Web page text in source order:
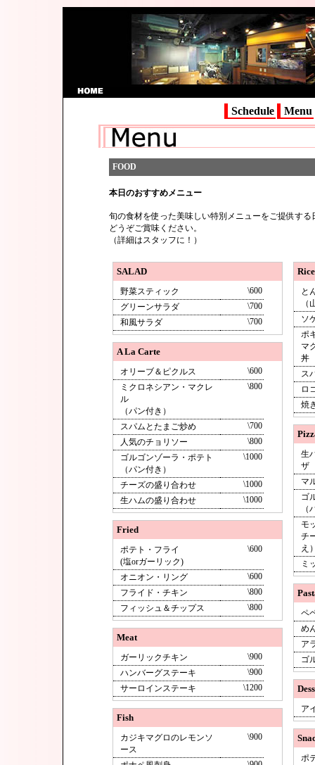
Schedule Menu
FOOD
本日のおすすめメニュー
旬の食材を使った美味しい特別メニューをご提供する
どうぞご賞味ください。
（詳細はスタッフに！）
SALAD
野菜スティック
\600
グリーンサラダ
\700
和風サラダ
\700
A La Carte
オリーブ＆ピクルス
\600
ミクロネシアン・マクレ
ル
（パン付き）
\800
スパムとたまご炒め
\700
人気のチョリソー
\800
ゴルゴンゾーラ・ポテト
（パン付き）
\1000
チーズの盛り合わせ
\1000
生ハムの盛り合わせ
\1000
Fried
ポテト・フライ
(塩orガーリック)
\600
オニオン・リング
\600
フライド・チキン
\800
フィッシュ＆チップス
\800
Meat
ガーリックチキン
\900
ハンバーグステーキ
\900
サーロインステーキ
\1200
Fish
カジキマグロのレモンソ
ース
\900
Rice
と
ソ
ポ
マ
丼
ス
ロ
焼
生
ザ
マ
ゴ
モ
チ
え
ミ
ペ
め
ア
ゴ
ア
ポ